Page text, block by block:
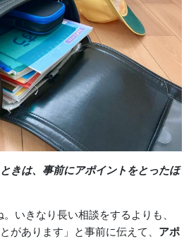
きは、事前にアポイントをとったほ
。いきなり長い相談をするよりも、
があります」と事前に伝えて、 アポ